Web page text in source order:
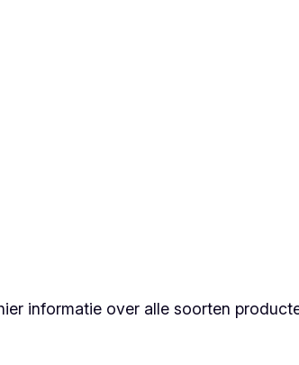
informatie over alle soorten